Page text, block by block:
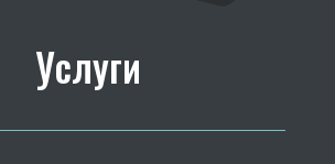
Услуги